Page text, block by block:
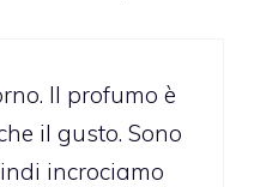
Il profumo è
il gusto. Sono
incrociamo